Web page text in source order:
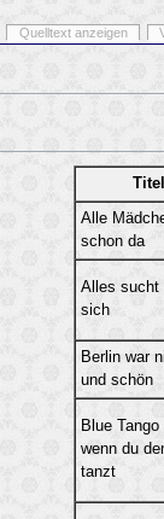
Titel
Alle
schon da
Alles sucht
sich
Berlin war
und schön
Blue
wenn du
tanzt
Quelltext anzeigen